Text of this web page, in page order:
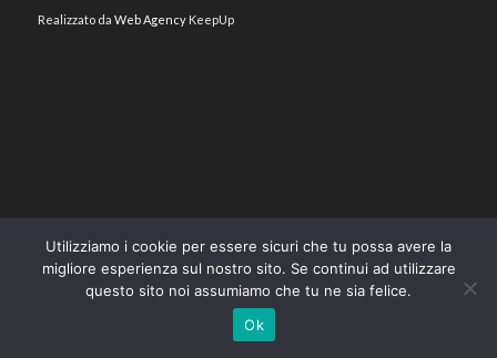
Realizzato da Web AgencyKeepUp
Utilizziamo i cookie per essere sicuri che tu possa avere la
migliore esperienza sul nostro sito. Se continui ad utilizzare
questo sito noi assumiamo che tu ne sia felice.
Ok